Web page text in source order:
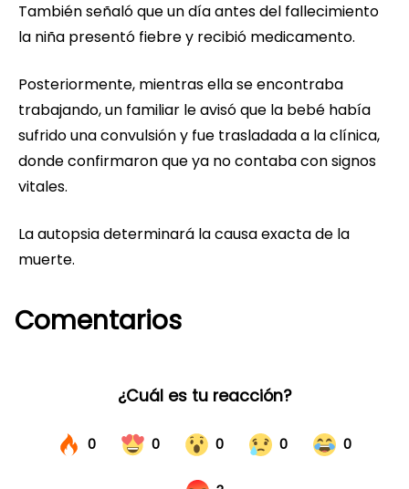
También señaló que un día antes del fallecimiento
la niña presentó fiebre y recibió medicamento.
Posteriormente, mientras ella se encontraba
trabajando, un familiar le avisó que la bebé había
sufrido una convulsión y fue trasladada a la clínica,
donde confirmaron que ya no contaba con signos
vitales.
La autopsia determinará la causa exacta de la
muerte.
Comentarios